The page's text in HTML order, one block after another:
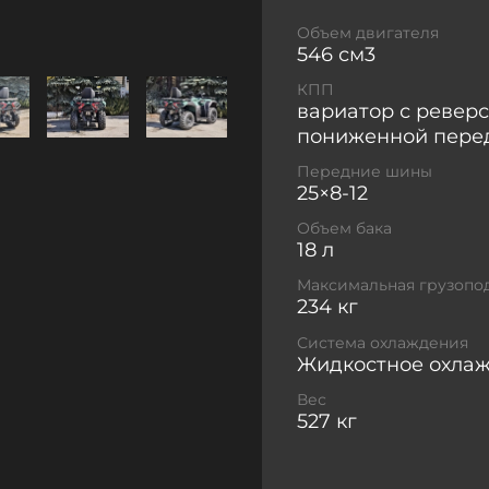
резиной 25"
просвет 275 мм —
Современные
линзованные
для отличной
багажники с
кг), пластиковые
Надежность:
карданный
поездки!
ГОТОВ КО ВСЕМУ
докупать! В
руках!
Объем двигателя
546 см3
КПП
вариатор с
пониженной
Передние шины
25×8-12
Объем бака
18 л
Максимальная
234 кг
Система охлаждения
Жидкостное
Вес
527 кг